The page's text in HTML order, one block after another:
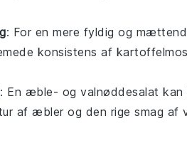
: For en mere fyldig og
konsistens af kartoffelmos
: En æble- og valnøddesalat kan
af æbler og den rige smag af